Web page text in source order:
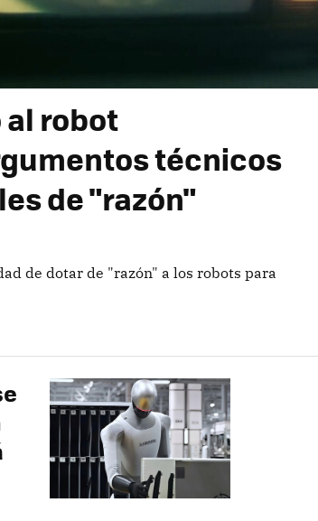
robot
técnicos
de "razón"
de dotar de "razón" a los robots para